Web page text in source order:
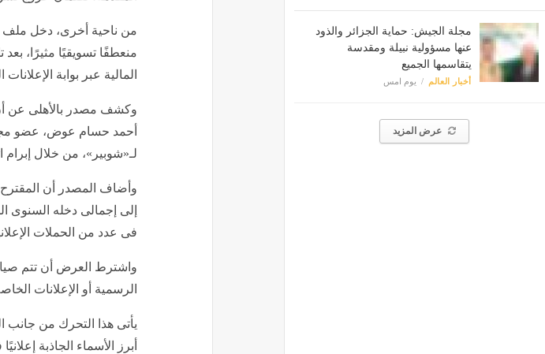
مجلة الجيش: حماية الجزائر والذود
عنها مسؤولية نبيلة ومقدسة
يتقاسمها الجميع
أخبار العالم يوم امس
عرض المزيد
من ناحية أخرى، دخل
منعطفًا تسويقيًا مثيرًا،
المالية عبر بوابة الإعلانات
وكشف مصدر بالأهلى عن
أحمد حسام عوض، عضو
لـ«شوبير»، من خلال
إلى إجمالى دخله السنوى
فى عدد من الحملات
واشترط العرض أن تتم
الرسمية أو الإعلانات
يأتى هذا التحرك من جانب
أبرز الأسماء الجاذبة